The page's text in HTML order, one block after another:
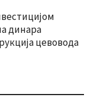
динара
цевовода